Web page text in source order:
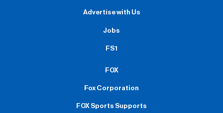
Advertise with Us
Jobs
FS1
FOX
Fox Corporation
FOX Sports Supports